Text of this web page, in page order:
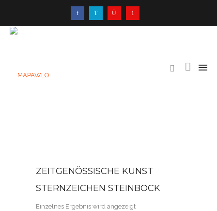
ZEITGENÖSSISCHE KUNST
STERNZEICHEN STEINBOCK
Einzelnes Ergebnis wird angezeigt